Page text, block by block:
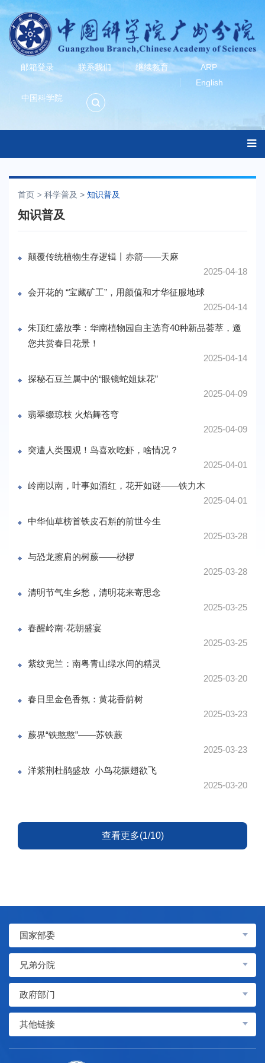
邮箱登录 联系我们 继续教育
ARP
English
中国科学院
首页 科学普及 > 知识普及
知识普及
颠覆传统植物生存逻辑丨赤箭——天麻
2025-04-18
会开花的 “宝藏矿工”，用颜值和才华征服地球
2025-04-14
朱顶红盛放季：华南植物园自主选育40种新品荟萃，邀
您共赏春日花景！
2025-04-14
探秘石豆兰属中的“眼镜蛇姐妹花”
2025-04-09
翡翠缀琼枝 火焰舞苍穹
2025-04-09
突遭人类围观！鸟喜欢吃虾，啥情况？
2025-04-01
岭南以南，叶事如酒红，花开如谜——铁力木
2025-04-01
中华仙草榜首铁皮石斛的前世今生
2025-03-28
与恐龙擦肩的树蕨——桫椤
2025-03-28
清明节气生乡愁，清明花来寄思念
2025-03-25
春醒岭南·花朝盛宴
2025-03-25
紫纹兜兰：南粤青山绿水间的精灵
2025-03-20
春日里金色香氛：黄花香荫树
2025-03-23
蕨界“铁憨憨”——苏铁蕨
2025-03-23
洋紫荆杜鹃盛放 小鸟花振翅欲飞
2025-03-20
查看更多(1/10)
国家部委
兄弟分院
政府部门
其他链接